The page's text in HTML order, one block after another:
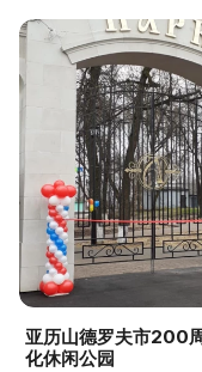
亚历山德罗夫市200
化休闲公园